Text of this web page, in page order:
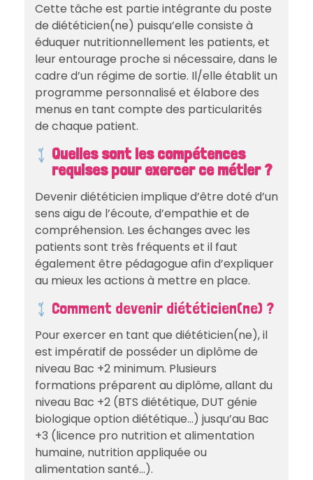
Cette tâche est partie intégrante du poste
de diététicien(ne) puisqu’elle consiste à
éduquer nutritionnellement les patients, et
leur entourage proche si nécessaire, dans le
cadre d’un régime de sortie. Il/elle établit un
programme personnalisé et élabore des
menus en tant compte des particularités
de chaque patient.
Quelles sont les compétences
requises pour exercer ce métier ?
Devenir diététicien implique d’être doté d’un
sens aigu de l’écoute, d’empathie et de
compréhension. Les échanges avec les
patients sont très fréquents et il faut
également être pédagogue afin d’expliquer
au mieux les actions à mettre en place.
Comment devenir diététicien(ne) ?
Pour exercer en tant que diététicien(ne), il
est impératif de posséder un diplôme de
niveau Bac +2 minimum. Plusieurs
formations préparent au diplôme, allant du
niveau Bac +2 (BTS diététique, DUT génie
biologique option diététique…) jusqu’au Bac
+3 (licence pro nutrition et alimentation
humaine, nutrition appliquée ou
alimentation santé…).